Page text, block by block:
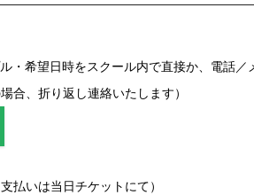
・希望日時をスクール内で直接か、電話／
合、折り返し連絡いたします）
払いは当日チケットにて）